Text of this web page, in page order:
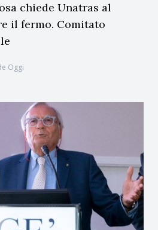
chiede Unatras al
il fermo. Comitato
Oggi